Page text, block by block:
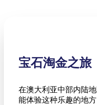
宝石淘金之旅
在澳大利亚中部内陆
能体验这种乐趣的地